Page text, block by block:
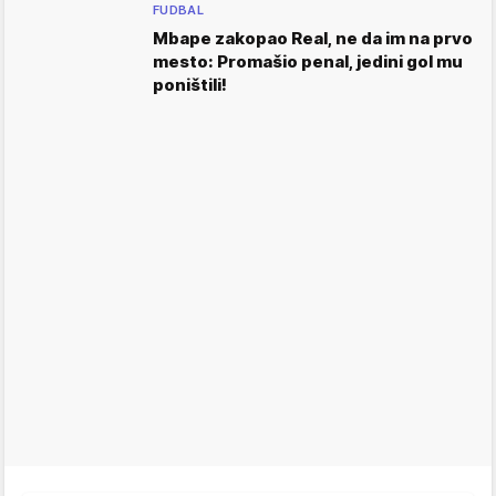
FUDBAL
Mbape zakopao Real, ne da im na prvo
mesto: Promašio penal, jedini gol mu
poništili!